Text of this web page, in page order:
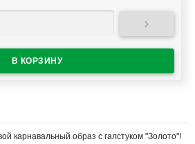

карнавальный образ с галстуком "Золото"!